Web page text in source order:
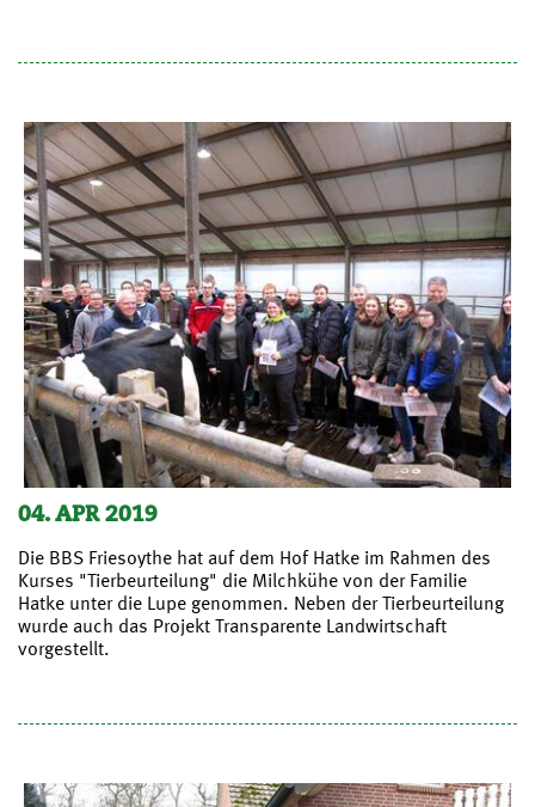
04. APR 2019
Die BBS Friesoythe hat auf dem Hof Hatke im Rahmen des
Kurses "Tierbeurteilung" die Milchkühe von der Familie
Hatke unter die Lupe genommen. Neben der Tierbeurteilung
wurde auch das Projekt Transparente Landwirtschaft
vorgestellt.